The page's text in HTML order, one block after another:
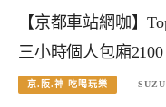
【京都車站網咖】
三小時個人包廂
京.阪.神 吃喝玩樂